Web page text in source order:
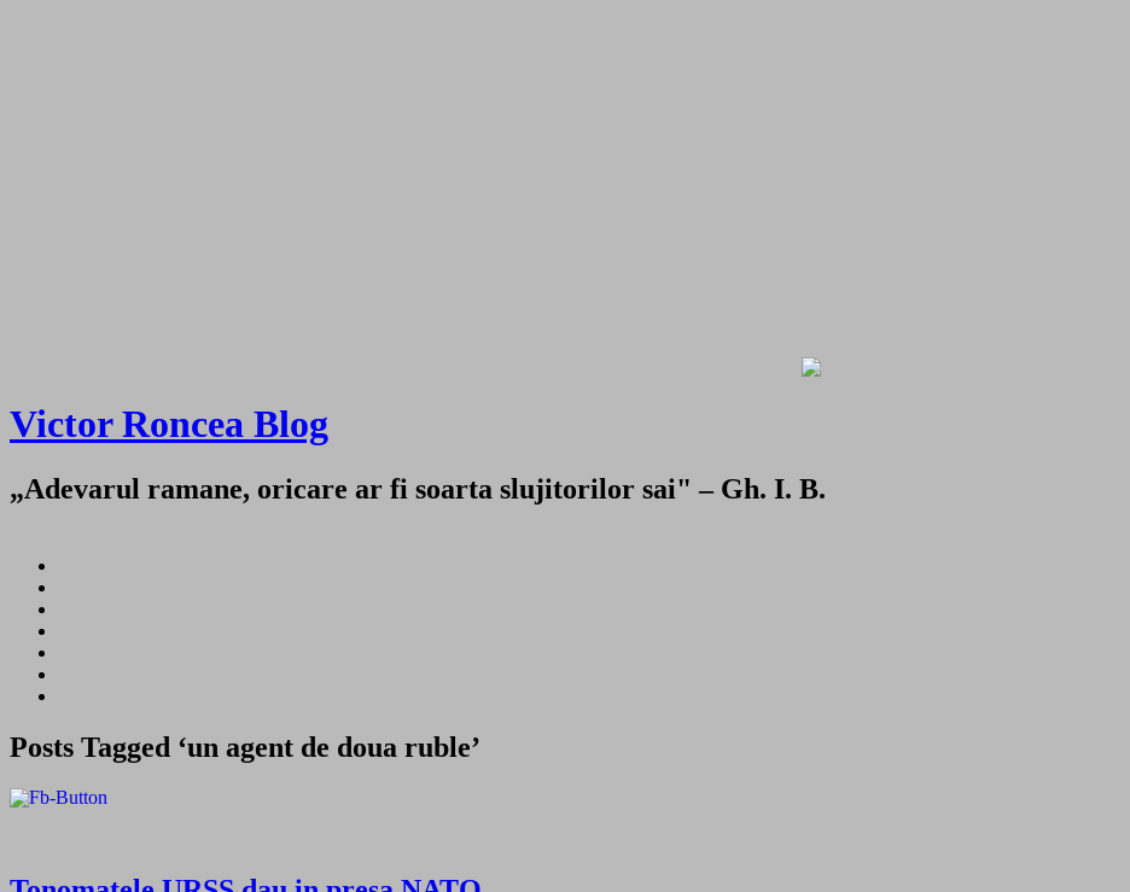
Victor Roncea Blog
„Adevarul ramane, oricare ar fi soarta slujitorilor sai" – Gh. I. B.
Posts Tagged ‘un agent de doua ruble’